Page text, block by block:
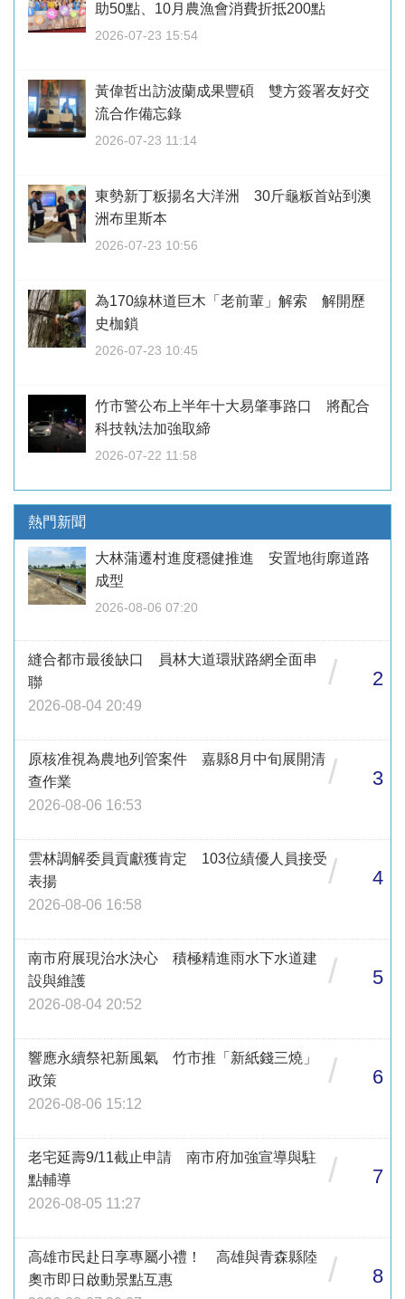
助50點、10月農漁會消費折抵200點
2026-07-23 15:54
黃偉哲出訪波蘭成果豐碩 雙方簽署友好交
流合作備忘錄
2026-07-23 11:14
東勢新丁粄揚名大洋洲 30斤龜粄首站到澳
洲布里斯本
2026-07-23 10:56
為170線林道巨木「老前輩」解索 解開歷
史枷鎖
2026-07-23 10:45
竹市警公布上半年十大易肇事路口 將配合
科技執法加強取締
2026-07-22 11:58
熱門新聞
大林蒲遷村進度穩健推進 安置地街廓道路
成型
2026-08-06 07:20
縫合都市最後缺口 員林大道環狀路網全面串
聯
2026-08-04 20:49
/ 2
原核准視為農地列管案件 嘉縣8月中旬展開清
查作業
2026-08-06 16:53
/ 3
雲林調解委員貢獻獲肯定 103位績優人員接受
表揚
2026-08-06 16:58
/ 4
南市府展現治水決心 積極精進雨水下水道建
設與維護
2026-08-04 20:52
/ 5
響應永續祭祀新風氣 竹市推「新紙錢三燒」
政策
2026-08-06 15:12
/ 6
老宅延壽9/11截止申請 南市府加強宣導與駐
點輔導
2026-08-05 11:27
/ 7
高雄市民赴日享專屬小禮！ 高雄與青森縣陸
奧市即日啟動景點互惠
/ 8